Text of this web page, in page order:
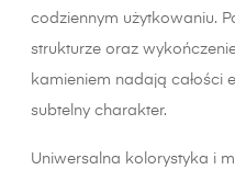
codziennym użytkowaniu.
strukturze oraz
kamieniem nadają całości
subtelny charakter.
Uniwersalna kolorystyka i